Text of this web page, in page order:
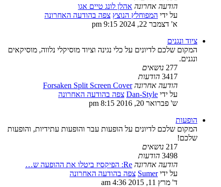
הודעה אחרונה אהלן לונג טיים אגו
על ידי המפוחלץ הנוצץ צפה בהודעה האחרונה
א' דצמבר 22, 2024 9:15 pm
ציוד ונגנים
המקום שלכם לדיונים על כלי נגינה וציוד מוסיקלי נלווה, מוסיקאים
ונגנים.
277 נושאים
3417 הודעות
הודעה אחרונה Forsaken Split Screen Cover
על ידי Dan-Style צפה בהודעה האחרונה
ש' פברואר 20, 2016 8:15 pm
הופעות
המקום שלכם לדיונים על הופעות עבר והופעות עתידיות, והופעות
שלכם!
217 נושאים
3498 הודעות
הודעה אחרונה Re: הפיקסיז ביטלו את ההופעה ש…
על ידיSumer צפה בהודעה האחרונה
ד' מרץ 11, 2015 4:36 am